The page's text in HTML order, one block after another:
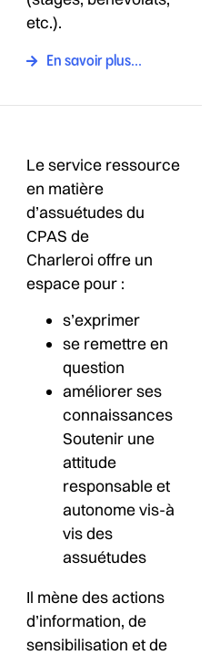
etc.).
En savoir plus...
Le service ressource
en matière
d’assuétudes du
CPAS de
Charleroi offre un
espace pour :
s’exprimer
se remettre en
question
améliorer ses
connaissances
Soutenir une
attitude
responsable et
autonome vis-à
vis des
assuétudes
Il mène des actions
d’information, de
sensibilisation et de